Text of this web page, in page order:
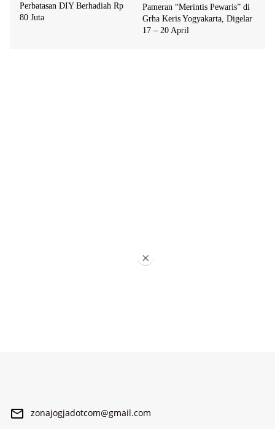
Perbatasan DIY Berhadiah Rp
80 Juta
Pameran “Merintis Pewaris” di
Grha Keris Yogyakarta, Digelar
17 – 20 April
zonajogjadotcom@gmail.com
×